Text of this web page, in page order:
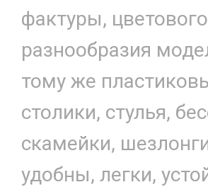
фактуры, цветового
разнообразия
тому же
столики, стулья,
скамейки,
удобны, легки,